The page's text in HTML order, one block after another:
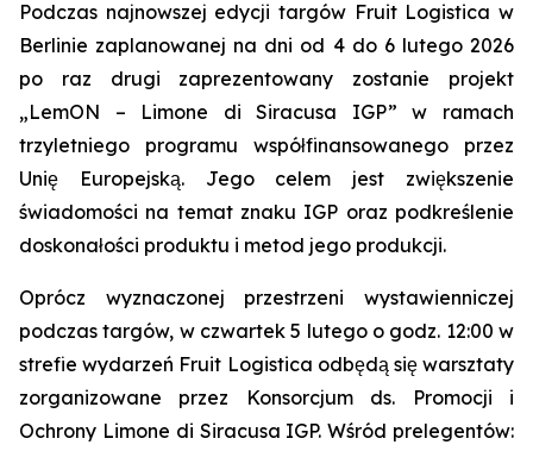
Podczas najnowszej edycji targów Fruit Logistica w
Berlinie zaplanowanej na dni od 4 do 6 lutego 2026
po raz drugi zaprezentowany zostanie projekt
„LemON – Limone di Siracusa IGP” w ramach
trzyletniego programu współfinansowanego przez
Unię Europejską. Jego celem jest zwiększenie
świadomości na temat znaku IGP oraz podkreślenie
doskonałości produktu i metod jego produkcji.
Oprócz wyznaczonej przestrzeni wystawienniczej
podczas targów, w czwartek 5 lutego o godz. 12:00 w
strefie wydarzeń Fruit Logistica odbędą się warsztaty
zorganizowane przez Konsorcjum ds. Promocji i
Ochrony Limone di Siracusa IGP. Wśród prelegentów: